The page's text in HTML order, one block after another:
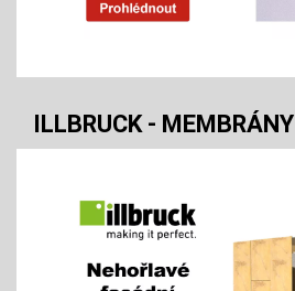
ILLBRUCK - MEMBRÁNY